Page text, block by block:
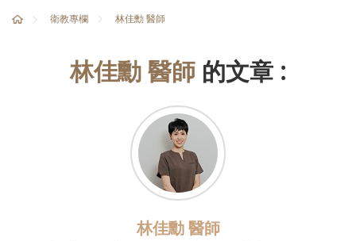
衛教專欄 林佳勳 醫師
林佳勳 醫師 的文章 :
林佳勳 醫師